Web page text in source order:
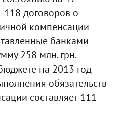
договоров о
компенсации
банками
258 млн. грн.
на 2013 год
обязательств
составляет 111